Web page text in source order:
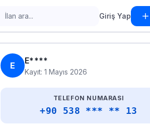
Giriş Yap
E
E****
Kayıt: 1 Mayıs 2026
TELEFON NUMARASI
+90 538 *** ** 13